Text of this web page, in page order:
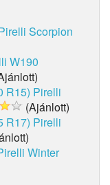
Scorpion
W190
R15) Pirelli
(Ajánlott)
R17) Pirelli
Winter